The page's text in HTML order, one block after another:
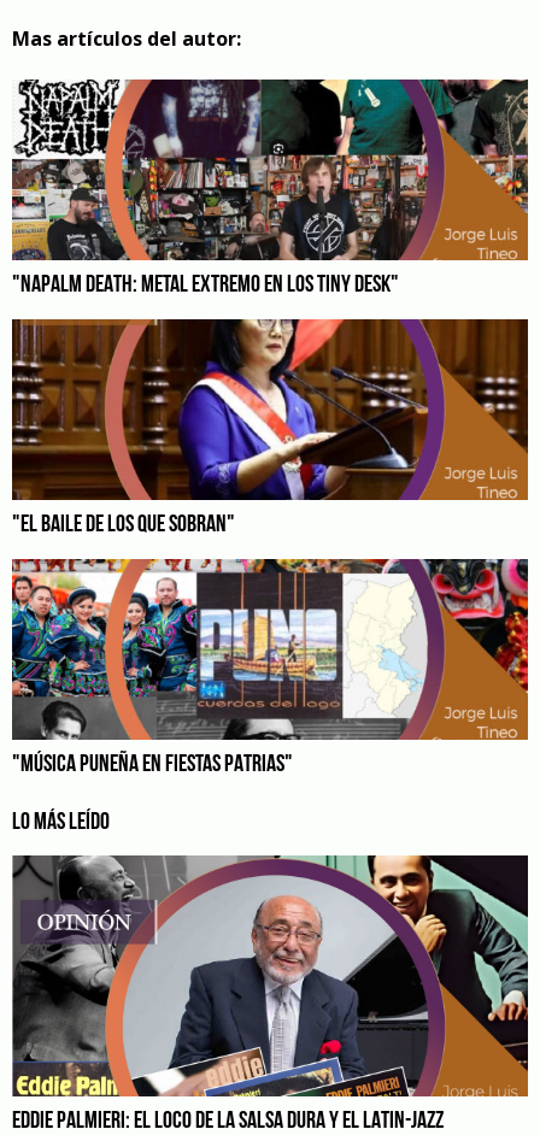
Mas artículos del autor:
"NAPALM DEATH: METAL EXTREMO EN LOS TINY DESK"
"EL BAILE DE LOS QUE SOBRAN"
"MÚSICA PUNEÑA EN FIESTAS PATRIAS"
LO MÁS LEÍDO
EDDIE PALMIERI: EL LOCO DE LA SALSA DURA Y EL LATIN-JAZZ